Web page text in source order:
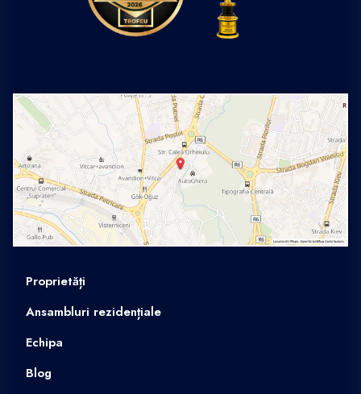
Proprietăți
Ansambluri rezidențiale
Echipa
Blog